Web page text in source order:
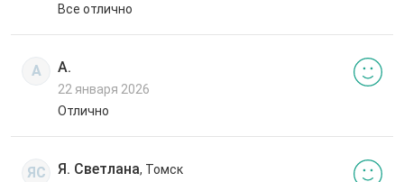
Все отлично
А А.
22 января 2026
Отлично
ЯС Я. Светлана, Томск